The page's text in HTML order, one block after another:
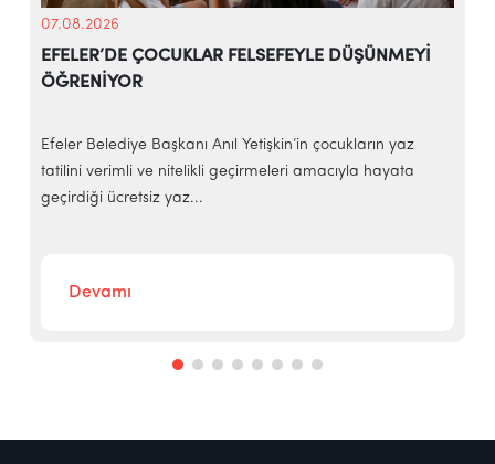
07.08.2026
EFELER’DE ÇOCUKLAR FELSEFEYLE DÜŞÜNMEYİ
ÖĞRENİYOR
Efeler Belediye Başkanı Anıl Yetişkin’in çocukların yaz
tatilini verimli ve nitelikli geçirmeleri amacıyla hayata
geçirdiği ücretsiz yaz...
Devamı